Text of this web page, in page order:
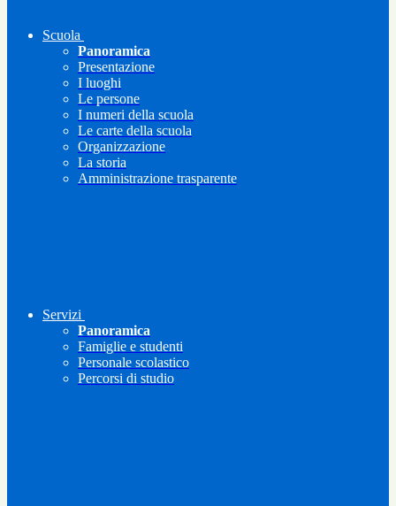
Scuola
Panoramica
Presentazione
I luoghi
Le persone
I numeri della scuola
Le carte della scuola
Organizzazione
La storia
Amministrazione trasparente
Servizi
Panoramica
Famiglie e studenti
Personale scolastico
Percorsi di studio